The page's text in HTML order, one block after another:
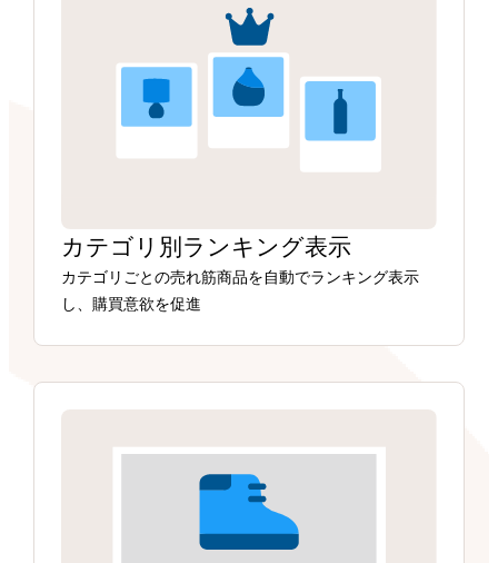
カテゴリ別ランキング表示
カテゴリごとの売れ筋商品を自動でランキング表示
し、購買意欲を促進